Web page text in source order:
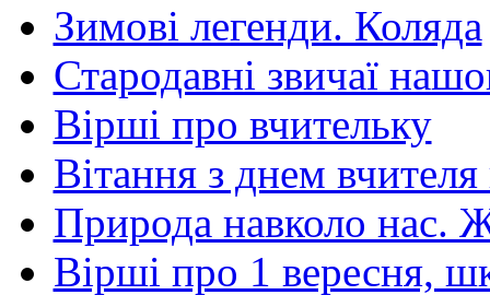
Зимові легенди. Коляда
Стародавні звичаї
Вірші про вчительку
Вітання з днем
Природа навколо нас.
Вірші про 1 вересня,